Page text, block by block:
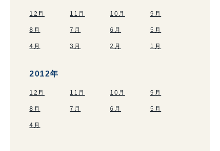
12月 11月 10月 9月
8月 7月 6月 5月
4月 3月 2月 1月
2012年
12月 11月 10月 9月
8月 7月 6月 5月
4月